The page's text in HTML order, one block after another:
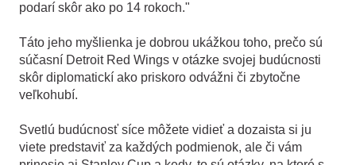
podarí skôr ako po 14 rokoch."
Táto jeho myšlienka je dobrou ukážkou toho, prečo sú
súčasní Detroit Red Wings v otázke svojej budúcnosti
skôr diplomatickí ako priskoro odvážni či zbytočne
veľkohubí.
Svetlú budúcnosť síce môžete vidieť a dozaista si ju
viete predstaviť za každých podmienok, ale či vám